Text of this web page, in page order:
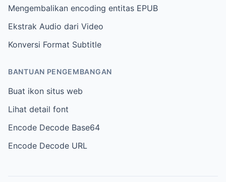
Mengembalikan encoding entitas EPUB
Ekstrak Audio dari Video
Konversi Format Subtitle
BANTUAN PENGEMBANGAN
Buat ikon situs web
Lihat detail font
Encode Decode Base64
Encode Decode URL